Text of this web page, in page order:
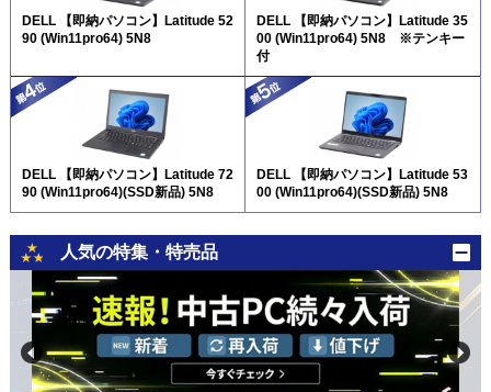
DELL 【即納パソコン】Latitude 52
90 (Win11pro64) 5N8
DELL 【即納パソコン】Latitude 35
00 (Win11pro64) 5N8 ※テンキー
付
DELL 【即納パソコン】Latitude 72
90 (Win11pro64)(SSD新品) 5N8
DELL 【即納パソコン】Latitude 53
00 (Win11pro64)(SSD新品) 5N8
人気の特集・特売品